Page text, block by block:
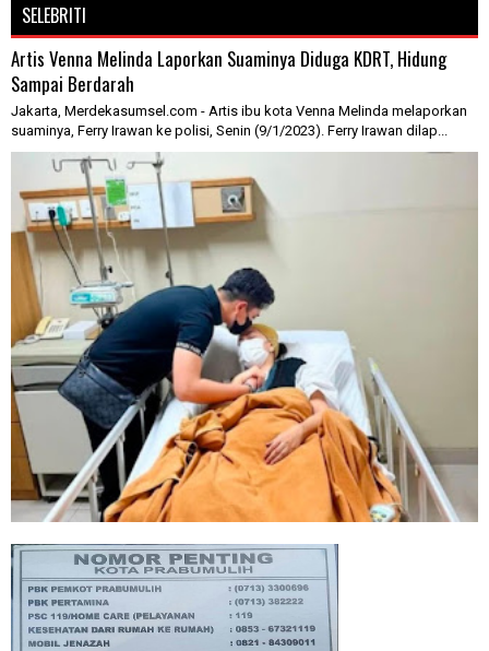
SELEBRITI
Artis Venna Melinda Laporkan Suaminya Diduga KDRT, Hidung
Sampai Berdarah
Jakarta, Merdekasumsel.com - Artis ibu kota Venna Melinda melaporkan
suaminya, Ferry Irawan ke polisi, Senin (9/1/2023). Ferry Irawan dilap...